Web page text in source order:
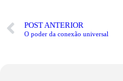
POST ANTERIOR
O poder da conexão universal